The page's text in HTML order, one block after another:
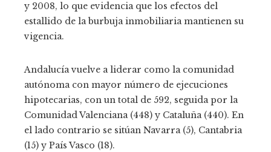
y 2008, lo que evidencia que los efectos del
estallido de la burbuja inmobiliaria mantienen su
vigencia.
Andalucía vuelve a liderar como la comunidad
autónoma con mayor número de ejecuciones
hipotecarias, con un total de 592, seguida por la
Comunidad Valenciana (448) y Cataluña (440). En
el lado contrario se sitúan Navarra (5), Cantabria
(15) y País Vasco (18).